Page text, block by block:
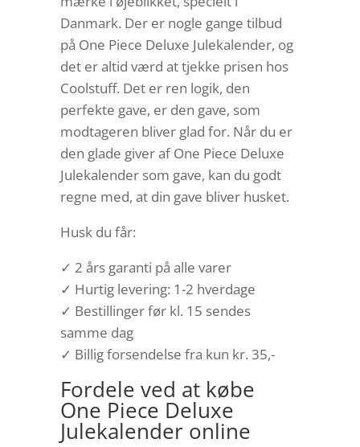
Danmark. Der er nogle gange tilbud
på One Piece Deluxe Julekalender, og
det er altid værd at tjekke prisen hos
Coolstuff. Det er ren logik, den
perfekte gave, er den gave, som
modtageren bliver glad for. Når du er
den glade giver af One Piece Deluxe
Julekalender som gave, kan du godt
regne med, at din gave bliver husket.
Husk du får:
✓ 2 års garanti på alle varer
✓ Hurtig levering: 1-2 hverdage
✓ Bestillinger før kl. 15 sendes
samme dag
✓ Billig forsendelse fra kun kr. 35,-
Fordele ved at købe
One Piece Deluxe
Julekalender online